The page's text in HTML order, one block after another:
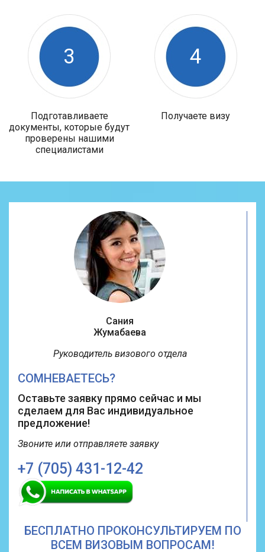
3
Подготавливаете
документы, которые будут
проверены нашими
специалистами
4
Получаете визу
Сания
Жумабаева
Руководитель визового отдела
СОМНЕВАЕТЕСЬ?
Оставьте заявку прямо сейчас и мы
сделаем для Вас индивидуальное
предложение!
Звоните или отправляете заявку
+7 (705) 431-12-42
БЕСПЛАТНО ПРОКОНСУЛЬТИРУЕМ ПО
ВСЕМ ВИЗОВЫМ ВОПРОСАМ!